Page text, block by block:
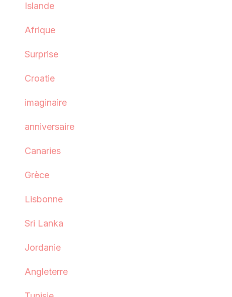
Islande
Afrique
Surprise
Croatie
imaginaire
anniversaire
Canaries
Grèce
Lisbonne
Sri Lanka
Jordanie
Angleterre